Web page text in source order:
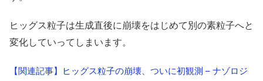
ヒッグス粒子は生成直後に崩壊をはじめて別の素粒子へと
変化していってしまいます。
【関連記事】ヒッグス粒子の崩壊、ついに初観測 – ナゾロジ